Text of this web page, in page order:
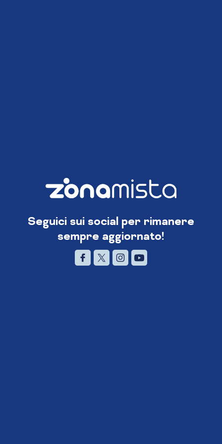
Seguici sui social per rimanere
sempre aggiornato!